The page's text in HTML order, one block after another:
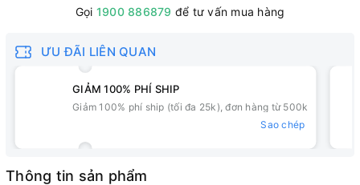
Gọi 1900 886879 để tư vấn mua hàng
ƯU ĐÃI LIÊN QUAN
GIẢM 100% PHÍ SHIP
Giảm 100% phí ship (tối đa 25k), đơn hàng từ 500k
Sao chép
Thông tin sản phẩm